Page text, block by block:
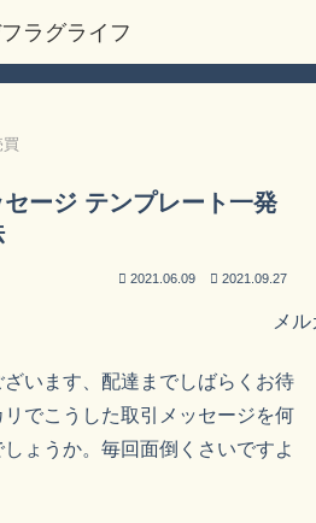
ージ テンプレート一発
2021.06.09 2021.09.27
ざいます、配達までしばらくお待
でこうした取引メッセージを何
ょうか。毎回面倒くさいですよ